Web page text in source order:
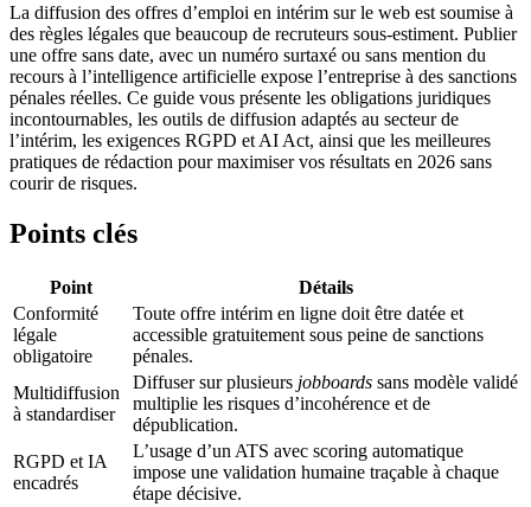
La diffusion des offres d’emploi en intérim sur le web est soumise à
des règles légales que beaucoup de recruteurs sous-estiment. Publier
une offre sans date, avec un numéro surtaxé ou sans mention du
recours à l’intelligence artificielle expose l’entreprise à des sanctions
pénales réelles. Ce guide vous présente les obligations juridiques
incontournables, les outils de diffusion adaptés au secteur de
l’intérim, les exigences RGPD et AI Act, ainsi que les meilleures
pratiques de rédaction pour maximiser vos résultats en 2026 sans
courir de risques.
Points clés
Point
Détails
Conformité
légale
obligatoire
Toute offre intérim en ligne doit être datée et
accessible gratuitement sous peine de sanctions
pénales.
Multidiffusion
à standardiser
Diffuser sur plusieurs jobboards sans modèle validé
multiplie les risques d’incohérence et de
dépublication.
RGPD et IA
encadrés
L’usage d’un ATS avec scoring automatique
impose une validation humaine traçable à chaque
étape décisive.